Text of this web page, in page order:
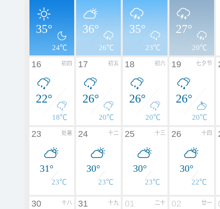
35°
24℃
36°
26℃
35°
23℃
27°
20℃
初四
16
22°
18℃
初五
17
26°
20℃
初六
18
26°
20℃
七夕节
19
26°
20℃
处暑
23
31°
23℃
十二
24
30°
23℃
十三
25
30°
23℃
十四
26
30°
22℃
十八
30 十九
31 二十
01 廿一
02